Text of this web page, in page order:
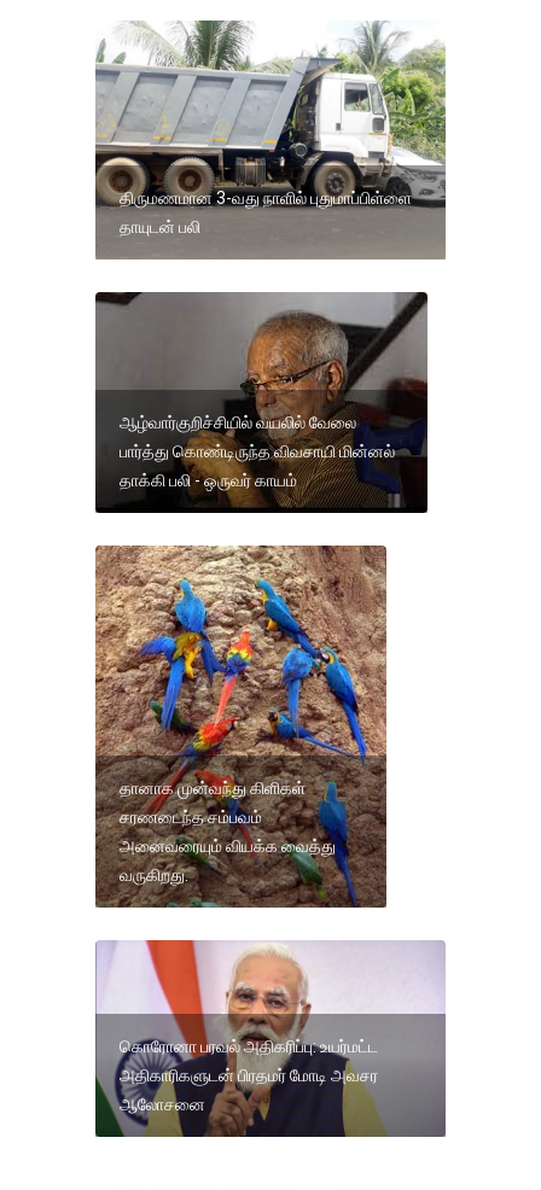
திருமணமான 3-வது நாளில் புதுமாப்பிள்ளை
தாயுடன் பலி
ஆழ்வார்குறிச்சியில் வயலில் வேலை
பார்த்து கொண்டிருந்த விவசாயி மின்னல்
தாக்கி பலி - ஒருவர் காயம்
தானாக முன்வந்து கிளிகள்
சரணடைந்த சம்பவம்
அனைவரையும் வியக்க வைத்து
வருகிறது.
கொரோனா பரவல் அதிகரிப்பு: உயர்மட்ட
அதிகாரிகளுடன் பிரதமர் மோடி அவசர
ஆலோசனை